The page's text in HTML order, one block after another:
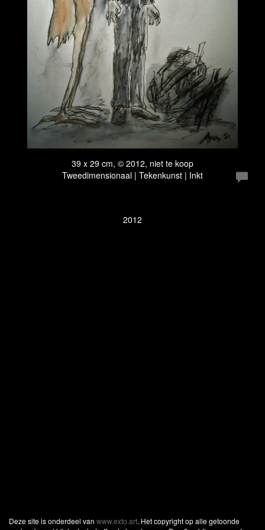
39 x 29 cm, © 2012, niet te koop
Tweedimensionaal | Tekenkunst | Inkt
2012
Deze site is onderdeel van www.exto.art. Het copyright op alle getoonde